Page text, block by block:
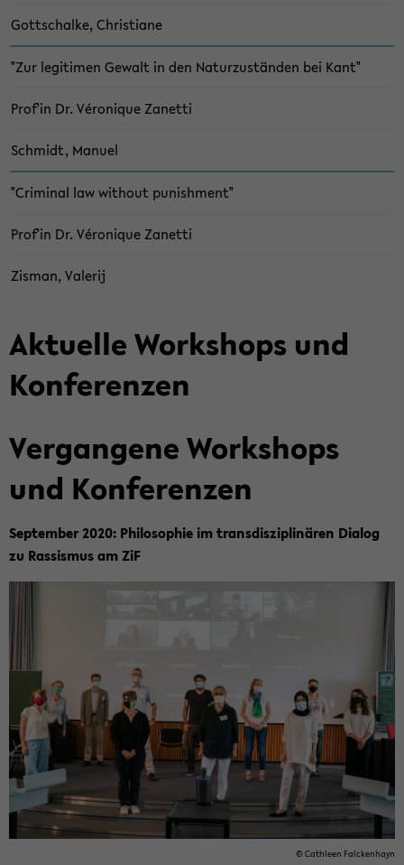
Gott­schal­ke, Chris­tia­ne
"Zur le­gi­ti­men Ge­walt in den Na­tur­zu­stän­den bei Kant"
Prof'in Dr. Véro­ni­que Za­net­ti
Schmidt, Ma­nu­el
"Cri­mi­nal law wit­hout pu­nish­ment"
Prof'in Dr. Véro­ni­que Za­net­ti
Zis­man, Va­lerij
Ak­tu­el­le Work­shops und
Kon­fe­ren­zen
Ver­gan­ge­ne Work­shops
und Kon­fe­ren­zen
Sep­tem­ber 2020: Phi­lo­so­phie im trans­dis­zi­pli­nä­ren Dia­log
zu Ras­sis­mus am ZiF
© Ca­th­le­en Fal­cken­hayn